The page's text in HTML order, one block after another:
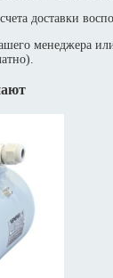
доставки
менеджера